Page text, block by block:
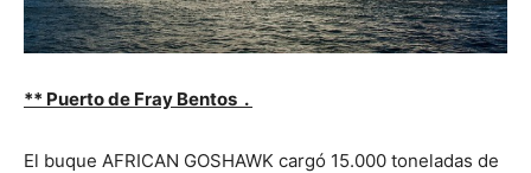
** Puerto de Fray Bentos .
El buque AFRICAN GOSHAWK cargó 15.000 toneladas de